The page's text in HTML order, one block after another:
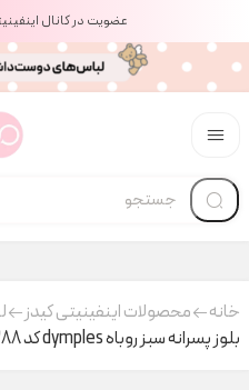
عضویت در کانال
خانه محصولات اینفینیتی کیدز
بلوز پسرانه سبز روباه dymples کد T000288